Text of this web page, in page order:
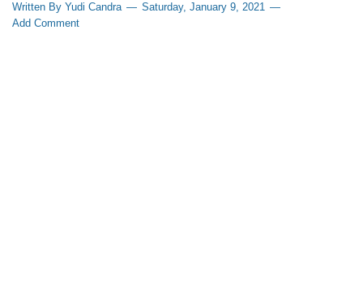
Written By Yudi Candra
Saturday, January 9, 2021
Add Comment